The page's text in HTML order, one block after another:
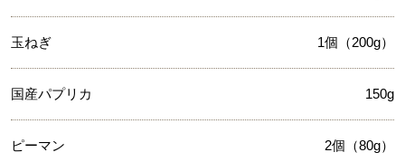
玉ねぎ 1個（200g）
国産パプリカ 150g
ピーマン 2個（80g）